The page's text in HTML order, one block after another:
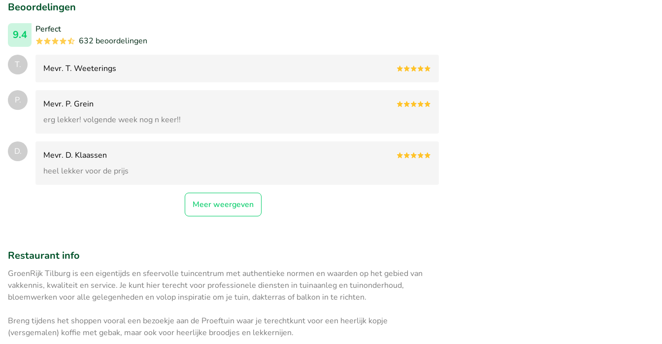
Beoordelingen
9.4
Perfect
632 beoordelingen
T. Mevr. T. Weeterings
P.
Mevr. P. Grein
erg lekker! volgende week nog n keer!!
D.
Mevr. D. Klaassen
heel lekker voor de prijs
Meer weergeven
Restaurant info
GroenRijk Tilburg is een eigentijds en sfeervolle tuincentrum met authentieke normen en waarden op het gebied van
vakkennis, kwaliteit en service. Je kunt hier terecht voor professionele diensten in tuinaanleg en tuinonderhoud,
bloemwerken voor alle gelegenheden en volop inspiratie om je tuin, dakterras of balkon in te richten.
Breng tijdens het shoppen vooral een bezoekje aan de Proeftuin waar je terechtkunt voor een heerlijk kopje
(versgemalen) koffie met gebak, maar ook voor heerlijke broodjes en lekkernijen.